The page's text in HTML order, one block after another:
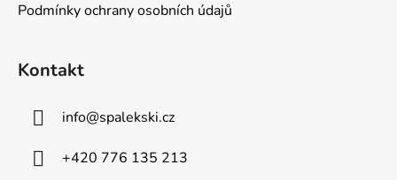
Podmínky ochrany osobních údajů
Kontakt
info@spalekski.cz
+420 776 135 213